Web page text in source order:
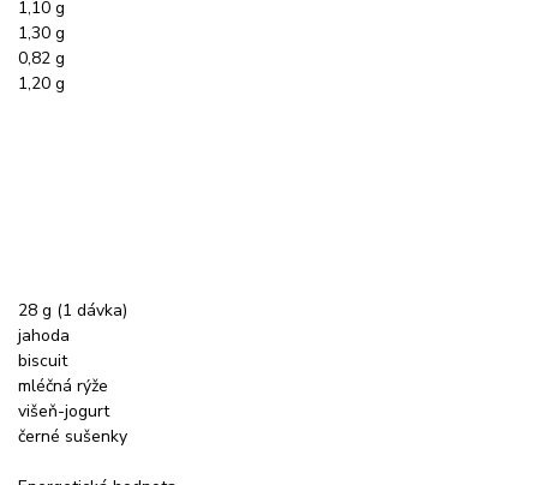
1,10 g
1,30 g
0,82 g
1,20 g
28 g (1 dávka)
jahoda
biscuit
mléčná rýže
višeň-jogurt
černé sušenky